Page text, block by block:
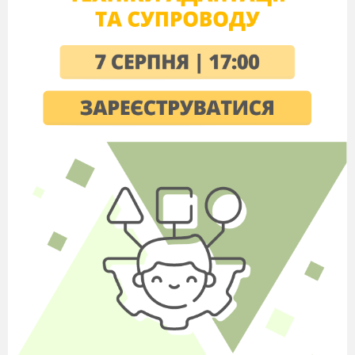
бути таким, яким він є. Для сучасної України
властиво традиційне замовчування інформації
про розмаїття людей, їхнє життя та досвід.
Говорячи про «рівне ставлення до всіх», ми
залишаємо невидимі соціальні групи поза
межами дискурсу. Говорячи відкрито про
дискримінацію та табуйовані теми, ми
знижуємо рівень насилля і неприйняття у
суспільстві.
Давайте проаналізуємо вислови відомих
діячів:
«Тільки те, що ти щось не розумієш, не
означає, що це дурниця». (Деніел Хендлер)
«Немає сумнівів у тому, що жінки такі ж
компетентні, як і чоловіки. Гендерні
відмінності пояснюються різним вихованням,
оскільки суспільство ставиться до хлопчиків та